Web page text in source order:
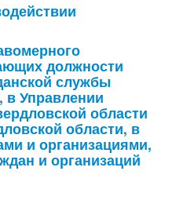
должности
службы
в Управлении
области
области, в
и организациями,
и организаций